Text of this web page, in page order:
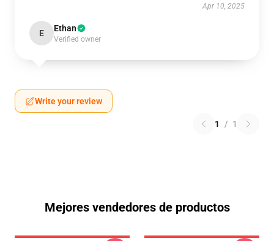
Apr 10, 2025
E Ethan
Verified owner
Write your review
1 / 1
Mejores vendedores de productos